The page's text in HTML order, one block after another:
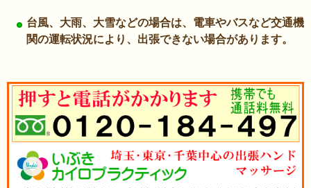
台風、大雨、大雪などの場合は、電車やバスなど交通機
関の運転状況により、出張できない場合があります。